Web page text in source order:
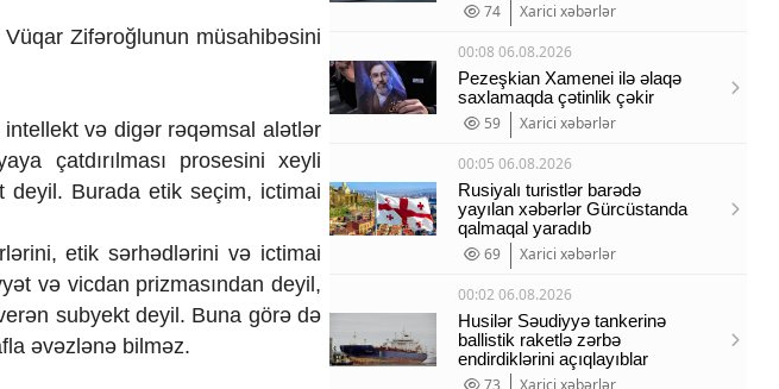
Zifəroğlunun müsahibəsini
və digər rəqəmsal alətlər
çatdırılması prosesini xeyli
deyil. Burada etik seçim, ictimai
etik sərhədlərini və ictimai
və vicdan prizmasından deyil,
subyekt deyil. Buna görə də
əvəzlənə bilməz.
74
Xarici xəbərlər
00:08 06.08.2026
Pezeşkian Xamenei ilə əlaqə
saxlamaqda çətinlik çəkir
59
Xarici xəbərlər
00:05 06.08.2026
Rusiyalı turistlər barədə
yayılan xəbərlər Gürcüstanda
qalmaqal yaradıb
69
Xarici xəbərlər
00:02 06.08.2026
Husilər Səudiyyə tankerinə
ballistik raketlə zərbə
endirdiklərini açıqlayıblar
73
Xarici xəbərlər